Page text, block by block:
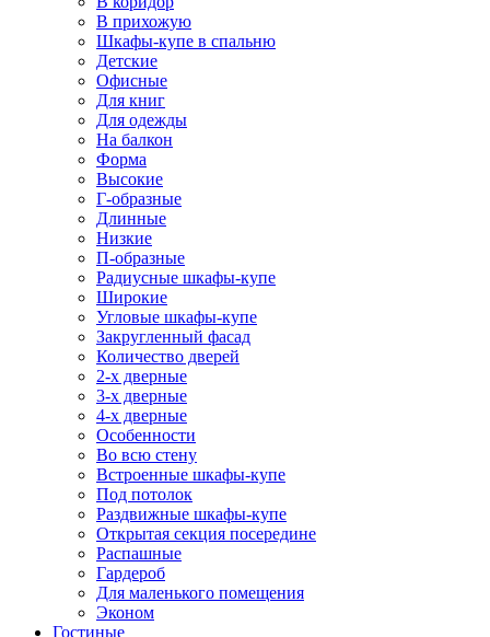
В прихожую
Шкафы-купе в спальню
Детские
Офисные
Для книг
Для одежды
На балкон
Форма
Высокие
Г-образные
Длинные
Низкие
П-образные
Радиусные шкафы-купе
Широкие
Угловые шкафы-купе
Закругленный фасад
Количество дверей
2-х дверные
3-х дверные
4-х дверные
Особенности
Во всю стену
Встроенные шкафы-купе
Под потолок
Раздвижные шкафы-купе
Открытая секция посередине
Распашные
Гардероб
Для маленького помещения
Эконом
Гостиные